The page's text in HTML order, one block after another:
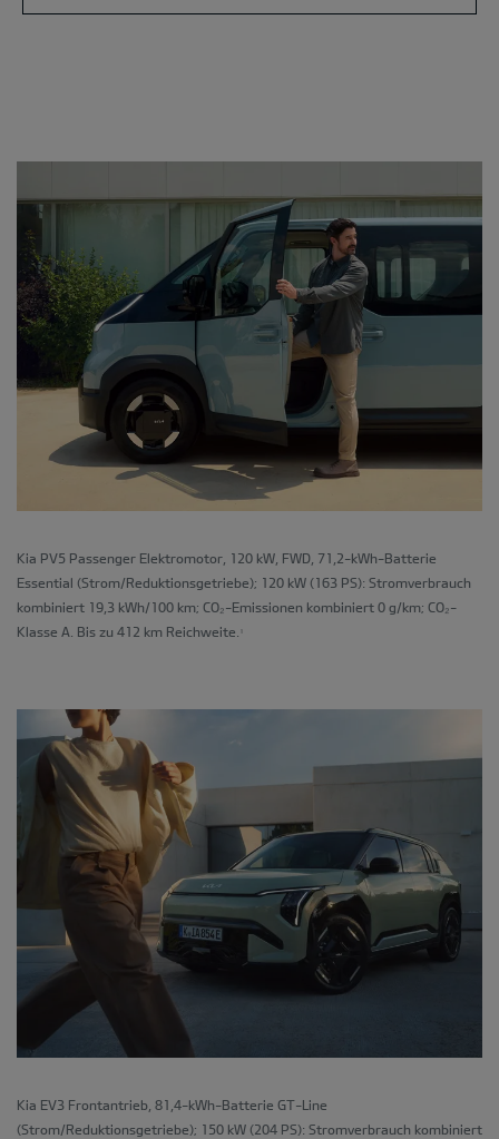
Kia PV5 Passenger Elektromotor, 120 kW, FWD, 71,2-kWh-Batterie
Essential (Strom/Reduktionsgetriebe); 120 kW (163 PS): Stromverbrauch
kombiniert 19,3 kWh/100 km; CO₂-Emissionen kombiniert 0 g/km; CO₂-
Klasse A. Bis zu 412 km Reichweite.
1
Kia EV3 Frontantrieb, 81,4-kWh-Batterie GT-Line
(Strom/Reduktionsgetriebe); 150 kW (204 PS): Stromverbrauch kombiniert